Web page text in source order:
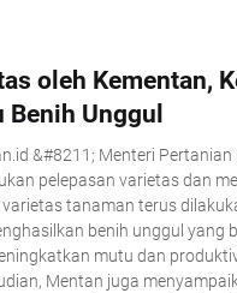
oleh Kementan,
Unggul
&#8211; Menteri Pertanian
pelepasan varietas dan
tanaman terus
benih unggul yang
mutu dan
Mentan juga